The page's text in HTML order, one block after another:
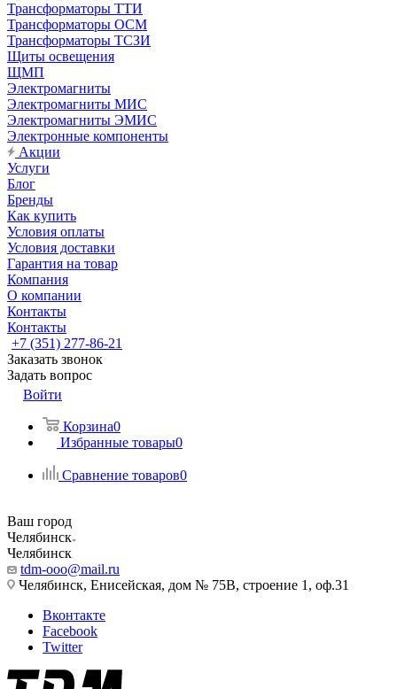
Трансформаторы ТТИ
Трансформаторы ОСМ
Трансформаторы ТСЗИ
Щиты освещения
ЩМП
Электромагниты
Электромагниты МИС
Электромагниты ЭМИС
Электронные компоненты
Акции
Услуги
Блог
Бренды
Как купить
Условия оплаты
Условия доставки
Гарантия на товар
Компания
О компании
Контакты
Контакты
+7 (351) 277-86-21
Заказать звонок
Задать вопрос
Войти
Корзина0
Избранные товары0
Сравнение товаров0
Ваш город
Челябинск
Челябинск
tdm-ooo@mail.ru
Челябинск, Енисейская, дом № 75В, строение 1, оф.31
Вконтакте
Facebook
Twitter